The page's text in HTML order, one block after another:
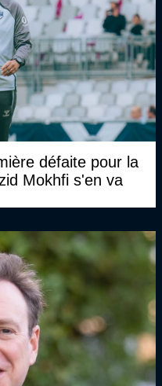
défaite pour la
Mokhfi s'en va